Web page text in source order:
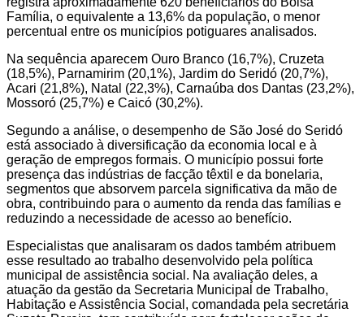
Família, o equivalente a 13,6% da população, o menor
percentual entre os municípios potiguares analisados.
Na sequência aparecem Ouro Branco (16,7%), Cruzeta
(18,5%), Parnamirim (20,1%), Jardim do Seridó (20,7%),
Acari (21,8%), Natal (22,3%), Carnaúba dos Dantas (23,2%),
Mossoró (25,7%) e Caicó (30,2%).
Segundo a análise, o desempenho de São José do Seridó
está associado à diversificação da economia local e à
geração de empregos formais. O município possui forte
presença das indústrias de facção têxtil e da bonelaria,
segmentos que absorvem parcela significativa da mão de
obra, contribuindo para o aumento da renda das famílias e
reduzindo a necessidade de acesso ao benefício.
Especialistas que analisaram os dados também atribuem
esse resultado ao trabalho desenvolvido pela política
municipal de assistência social. Na avaliação deles, a
atuação da gestão da Secretaria Municipal de Trabalho,
Habitação e Assistência Social, comandada pela secretária